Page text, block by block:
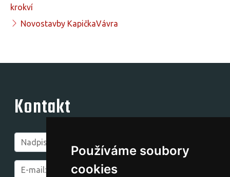
Používáme soubory
cookies
krokví
Novostavby KapičkaVávra
Kontakt